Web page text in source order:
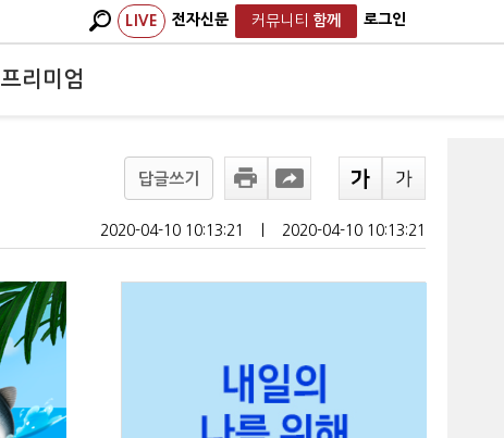
LIVE 전자신문 커뮤니티 함께 로그인
프리미엄
답글쓰기
2020-04-10 10:13:21 2020-04-10 10:13:21